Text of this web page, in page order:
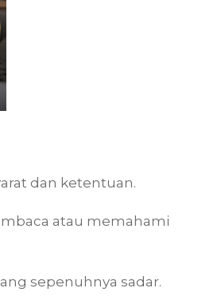
dan ketentuan.
atau memahami
sepenuhnya sadar.